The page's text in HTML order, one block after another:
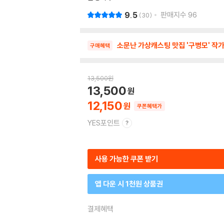
9.5 30 판매지수 96
구매혜택 소문난 가상캐스팅 맛집 '구병모' 작
13,500원
12,150
13,500
쿠폰혜택가
YES포인트
사용 가능한 쿠폰 받기
앱 다운 시 1천원 상품권
결제혜택